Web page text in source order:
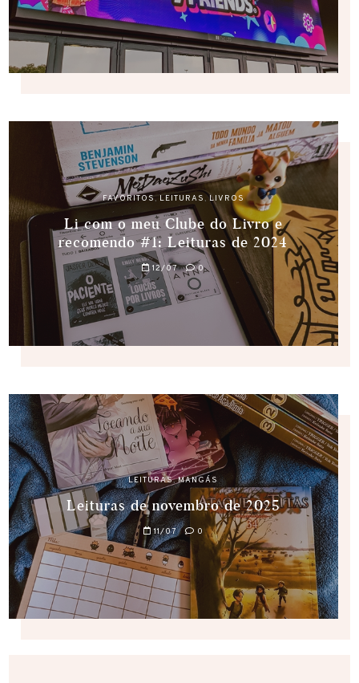
FAVORITOS, LEITURAS ,LIVROS
Li com o meu Clube do Livro e
recomendo #1: Leituras de 2024
12/07 0
LEITURAS,MANGÁS
Leituras de novembro de 2025
11/07 0